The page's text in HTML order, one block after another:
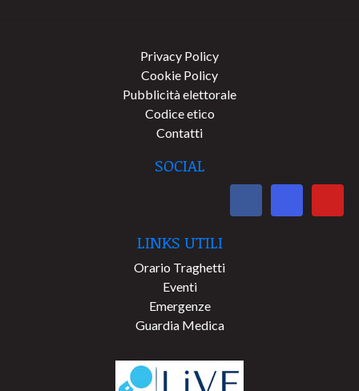
Privacy Policy
Cookie Policy
Pubblicità elettorale
Codice etico
Contatti
SOCIAL
LINKS UTILI
Orario Traghetti
Eventi
Emergenze
Guardia Medica